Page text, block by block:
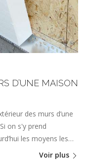
D’UNE MAISON
des murs d’une
on s'y prend
les moyens les…
Voir plus